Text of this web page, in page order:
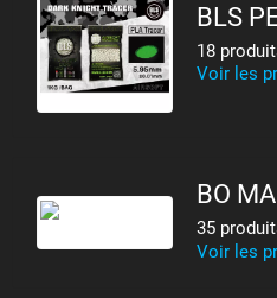
BLS
18
Voir les
BO
35
Voir les